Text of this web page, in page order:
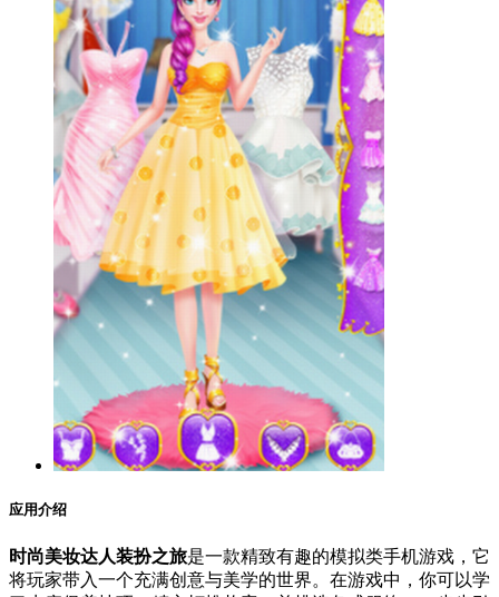
应用介绍
时尚美妆达人装扮之旅是一款精致有趣的模拟类手机游戏，它
将玩家带入一个充满创意与美学的世界。在游戏中，你可以学